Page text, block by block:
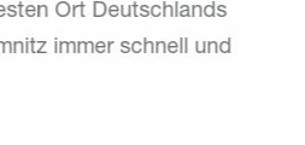
Ort Deutschlands
immer schnell und